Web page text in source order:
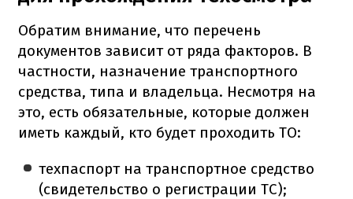
Обратим внимание, что перечень
документов зависит от ряда факторов. В
частности, назначение транспортного
средства, типа и владельца. Несмотря на
это, есть обязательные, которые должен
иметь каждый, кто будет проходить ТО:
техпаспорт на транспортное средство
(свидетельство о регистрации ТС);